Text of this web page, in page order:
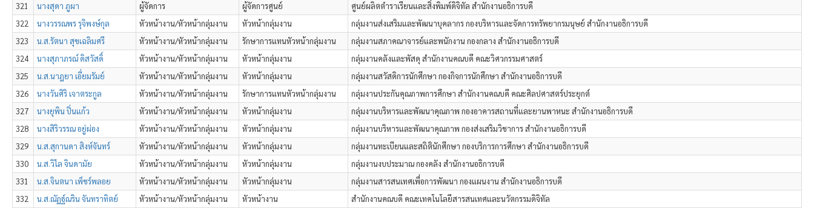
321
นางสุดา ภูผา ผู้จัดการ ผู้จัดการศูนย์
ศูนย์ผลิตตำราเรียนและสิ่งพิมพ์ดิจิทัล สำนักงานอธิการบดี
322
นางวรรณพร รุจิพงษ์กุล หัวหน้างาน/หัวหน้ากลุ่มงาน หัวหน้ากลุ่มงาน
กลุ่มงานส่งเสริมและพัฒนาบุคลากร กองบริหารและจัดการทรัพยากรมนุษย์ สำนักงานอธิการบดี
323
น.ส.รัตนา สุขเฉลิมศรี หัวหน้างาน/หัวหน้ากลุ่มงาน รักษาการแทนหัวหน้ากลุ่มงาน
กลุ่มงานสภาคณาจารย์และพนักงาน กองกลาง สำนักงานอธิการบดี
324
นางสุภาภรณ์ ดิสวัสดิ์ หัวหน้างาน/หัวหน้ากลุ่มงาน หัวหน้ากลุ่มงาน
กลุ่มงานคลังและพัสดุ สำนักงานคณบดี คณะวิศวกรรมศาสตร์
325
น.ส.นาฎยา เอี่ยมรัมย์ หัวหน้างาน/หัวหน้ากลุ่มงาน หัวหน้ากลุ่มงาน
กลุ่มงานสวัสดิการนักศึกษา กองกิจการนักศึกษา สำนักงานอธิการบดี
326
นางวันศิริ เจาตระกูล หัวหน้างาน/หัวหน้ากลุ่มงาน รักษาการแทนหัวหน้ากลุ่มงาน
กลุ่มงานประกันคุณภาพการศึกษา สำนักงานคณบดี คณะศิลปศาสตร์ประยุกต์
327
นางยุพิน ปิ่นแก้ว หัวหน้างาน/หัวหน้ากลุ่มงาน หัวหน้ากลุ่มงาน
กลุ่มงานบริหารและพัฒนาคุณภาพ กองอาคารสถานที่และยานพาหนะ สำนักงานอธิการบดี
328
นางสิริวรรณ อยู่ผ่อง หัวหน้างาน/หัวหน้ากลุ่มงาน หัวหน้ากลุ่มงาน
กลุ่มงานบริหารและพัฒนาคุณภาพ กองส่งเสริมวิชาการ สำนักงานอธิการบดี
329
น.ส.สุกานดา สิงห์จันทร์ หัวหน้างาน/หัวหน้ากลุ่มงาน หัวหน้ากลุ่มงาน
กลุ่มงานทะเบียนและสถิตินักศึกษา กองบริการการศึกษา สำนักงานอธิการบดี
330
น.ส.วิไล จินดามัย หัวหน้างาน/หัวหน้ากลุ่มงาน หัวหน้ากลุ่มงาน
กลุ่มงานงบประมาณ กองคลัง สำนักงานอธิการบดี
331
น.ส.จินตนา เพ็ชร์พลอย หัวหน้างาน/หัวหน้ากลุ่มงาน หัวหน้ากลุ่มงาน
กลุ่มงานสารสนเทศเพื่อการพัฒนา กองแผนงาน สำนักงานอธิการบดี
332
น.ส.ณัฏฐ์ณริน จันทราทิตย์ หัวหน้างาน/หัวหน้ากลุ่มงาน หัวหน้างาน
สำนักงานคณบดี คณะเทคโนโลยีสารสนเทศและนวัตกรรมดิจิทัล